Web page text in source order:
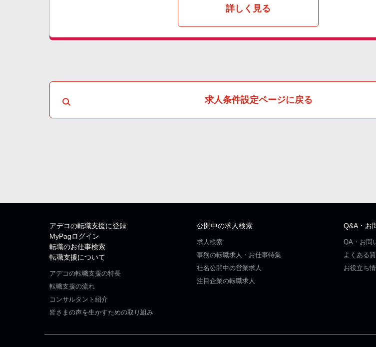
詳しく見る
求人条件設定ページに戻る
アデコの転職支援に登録
MyPagログイン
転職のお仕事検索
転職支援について
アデコの転職支援の特長
転職支援の流れ
コンサルタント紹介
皆さまの声を生かすための取り組み
公開中の求人検索
求人検索
事務の転職求人・お仕事特集
社名公開中の営業求人
注目企業の転職求人
Q&A・お
QA・お問
よくある
お役立ち